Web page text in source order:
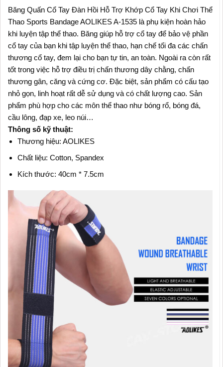
Băng Quấn Cổ Tay Đàn Hồi Hỗ Trợ Khớp Cổ Tay Khi Chơi Thể
Thao Sports Bandage AOLIKES A-1535 là phụ kiện hoàn hảo
khi luyện tập thể thao. Băng giúp hỗ trợ cổ tay để bảo vệ phần
cổ tay của bạn khi tập luyện thể thao, hạn chế tối đa các chấn
thương cổ tay, đem lại cho bạn tự tin, an toàn. Ngoài ra còn rất
tốt trong việc hỗ trợ điều trị chấn thương dây chằng, chấn
thương gân, căng và cứng cơ. Đặc biệt, sản phẩm có cấu tạo
nhỏ gọn, linh hoạt rất dễ sử dụng và có chất lượng cao. Sản
phẩm phù hợp cho các môn thể thao như bóng rổ, bóng đá,
cầu lông, đạp xe, leo núi…
Thông số kỹ thuật:
Thương hiệu: AOLIKES
Chất liệu: Cotton, Spandex
Kích thước: 40cm * 7.5cm